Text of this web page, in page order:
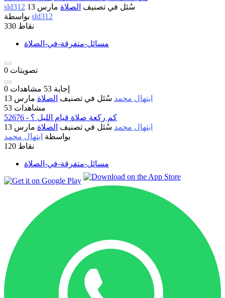
sld312
سُئل في تصنيف الصلاة مارس 13
sld312
330 نقاط
مسائل-متفرقة-في-الصلاة
0 تصويتات
0 إجابة 53 مشاهدات
ابتهال محمد سُئل في تصنيف الصلاة مارس 13
53 مشاهدات
52676 - كم ركعة صلاة قيام الليل ؟
ابتهال محمد سُئل في تصنيف الصلاة مارس 13
بواسطة ابتهال محمد
120 نقاط
مسائل-متفرقة-في-الصلاة